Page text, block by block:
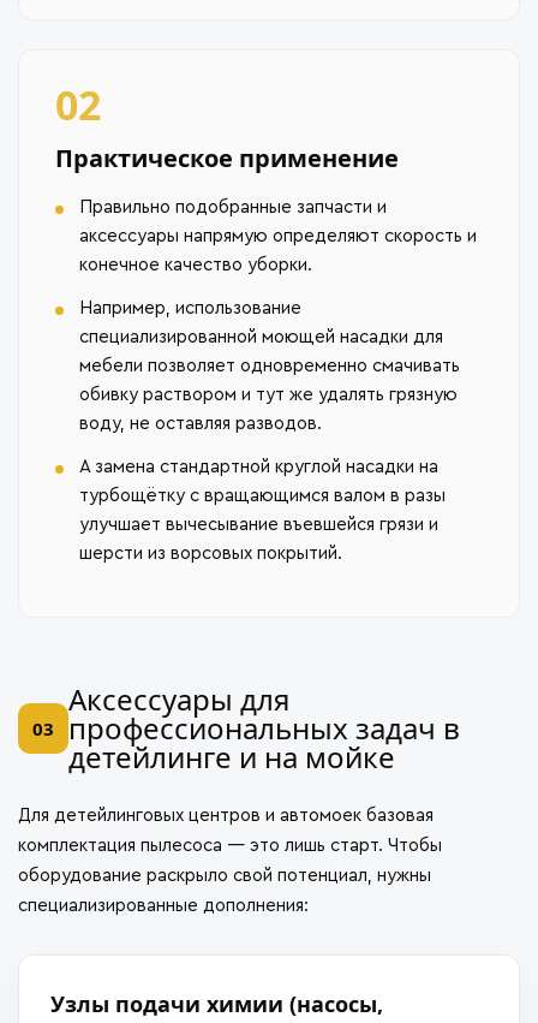
02
Практическое применение
Правильно подобранные запчасти и
аксессуары напрямую определяют скорость и
конечное качество уборки.
Например, использование
специализированной моющей насадки для
мебели позволяет одновременно смачивать
обивку раствором и тут же удалять грязную
воду, не оставляя разводов.
А замена стандартной круглой насадки на
турбощётку с вращающимся валом в разы
улучшает вычесывание въевшейся грязи и
шерсти из ворсовых покрытий.
03
Аксессуары для
профессиональных задач в
детейлинге и на мойке
Для детейлинговых центров и автомоек базовая
комплектация пылесоса — это лишь старт. Чтобы
оборудование раскрыло свой потенциал, нужны
специализированные дополнения:
Узлы подачи химии (насосы,